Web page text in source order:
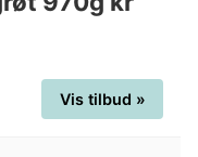
Vis tilbud »